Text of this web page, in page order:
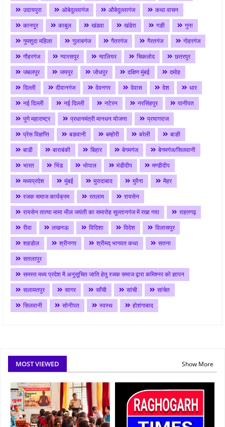
उदायपुरा
ओबेदुल्लागंज औबेदुल्लागंज
कथा वाचन
कानपुर
काबुल खंडवा खंडेरा गङी
गुना
गुमशुदा महिला
गुलाबगंज गैतरगंज गैरतगंज
गोहरगंज
गौहरगंज
ग्यारसपुर ग्वालियर चिकलोद
छतरपुर
जबलपुर
जयपुर जोधपुर दक्षिण मुंबई
दमोह
दिल्ली
दीवानगंज देवनगर देवास देश
धार
नई दिल्ली
नई दिल्ली नटेरन नरसिंहपुर
पानीपत
पुणे महाराष्ट्र
प्रधानमंत्री मानधन योजना
प्रयागराज
प्रेस विज्ञप्ति
बङवानी बम्होरी बरेली
बाङी
बाडी
बाराबंकी बिहार बेगमगंज
बेगमगंज/सिलवानी
भारत
भिंड भोपाल मंडीदीप
मण्डीदीप
मध्यप्रदेश
मुंबई मुरादाबाद मुरैना
मैहर
रजक समाज कार्यक्रम
रतलाम
रायसेन
रायसेन तात्या मामा भील जयंती का समारोह सुल्तानगंज में रखा गया
राहतगढ़
रीवा
लखनऊ विदिशा विदेश
विलासपुर
शहडोल
श्रीनगर श्रीमद् भागवत कथा
सतना
सतलापुर
समस्त मध्य प्रदेश मै अनुसूचित जाति हेतु रजक समाज द्वारा कमिश्नर को ज्ञापन
सलामतपुर
सागर साँची सांची
सांचेत
सिलवानी
सोनीपत स्वस्थ होशंगाबाद
MOST VIEWED Show More